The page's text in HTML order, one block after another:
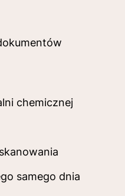
chemicznej
samego dnia